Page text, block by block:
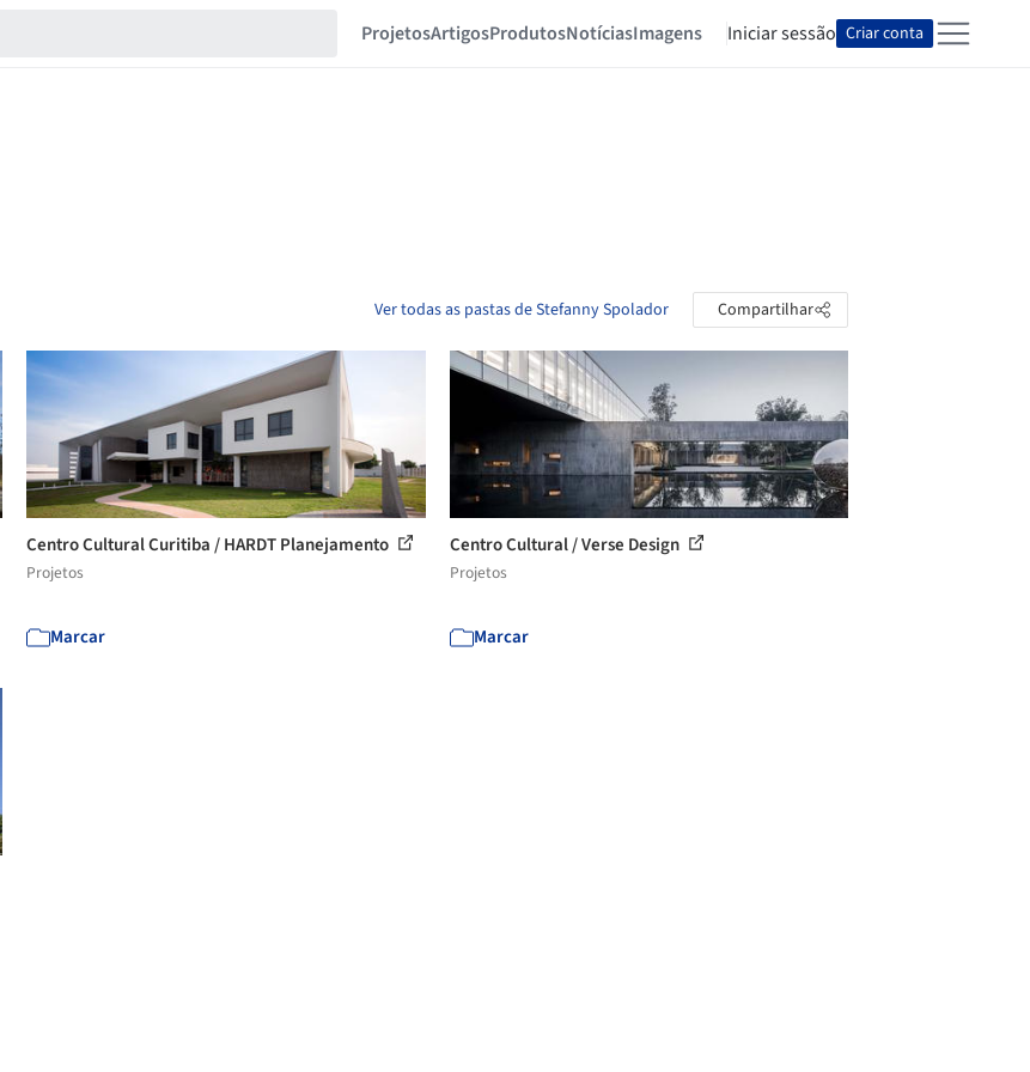
ProjetosArtigosProdutosNotíciasImagens Iniciar sessão Criar conta
Ver todas as pastas de Stefanny Spolador Compartilhar
Centro Cultural Curitiba / HARDT Planejamento
Projetos
Marcar
Centro Cultural / Verse Design
Projetos
Marcar